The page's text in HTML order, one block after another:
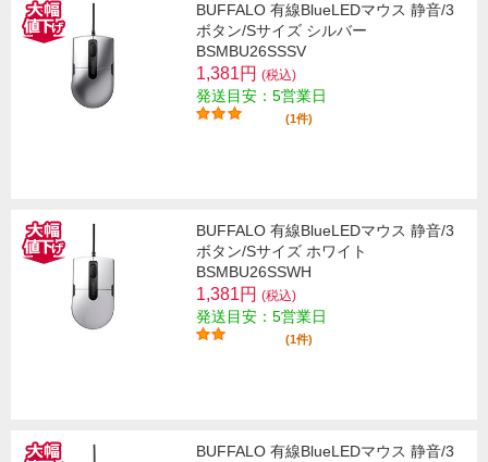
BUFFALO 有線BlueLEDマウス 静音/3
ボタン/Sサイズ シルバー
BSMBU26SSSV
1,381円 (税込)
発送目安：5営業日
(1件)
BUFFALO 有線BlueLEDマウス 静音/3
ボタン/Sサイズ ホワイト
BSMBU26SSWH
1,381円 (税込)
発送目安：5営業日
(1件)
BUFFALO 有線BlueLEDマウス 静音/3